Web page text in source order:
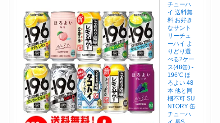
チューハ
イ 送料無
料 お好き
なサント
リーチュ
ーハイ よ
りどり選
べる2ケー
ス(48缶) -
196℃ ほ
ろよい 48
本 他と同
梱不可 SU
NTORY 缶
チューハ